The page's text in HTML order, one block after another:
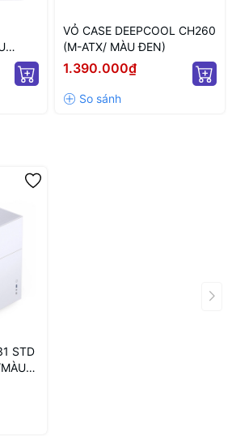
VỎ CASE DEEPCOOL CH260
(M-ATX/ MÀU ĐEN)
1.390.000₫
STD